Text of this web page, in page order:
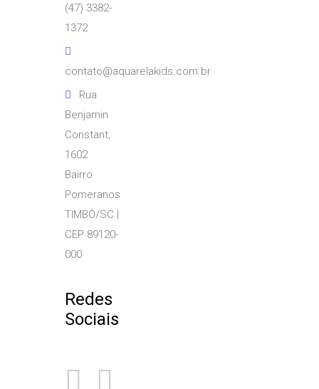
(47) 3382-
1372
contato@aquarelakids.com.br
Rua
Benjamin
Constant,
1602
Bairro
Pomeranos
TIMBÓ/SC |
CEP 89120-
000
Redes
Sociais